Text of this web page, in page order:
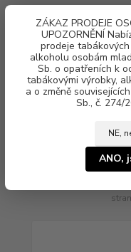
ZÁKAZ PRODEJE
UPOZORNĚNÍ
prodeje
alkoholu osobám
Sb. o opatřeních k
tabákovými výrobky,
a o změně
Sb., č. 274/
NE,
ANO,
Druh